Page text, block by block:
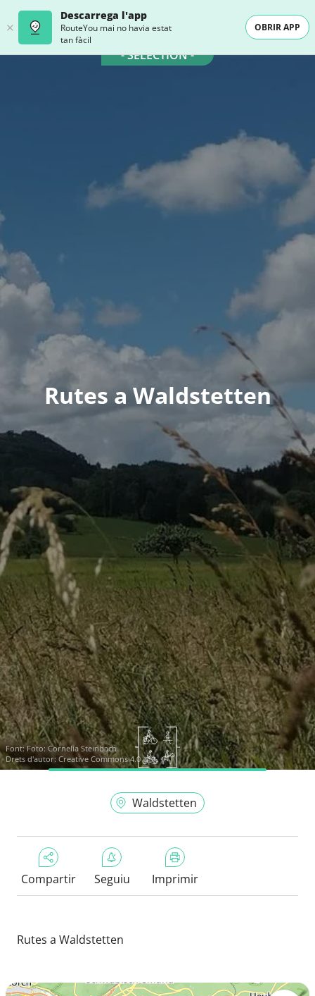
Descarrega l'app
RouteYou mai no havia estat
tan fàcil
OBRIR APP
- SELECTION -
Rutes a Waldstetten
Font:Foto: Cornelia Steinbach
Drets d'autor: Creative Commons 4.0
Waldstetten
Compartir Seguiu Imprimir
Rutes a Waldstetten